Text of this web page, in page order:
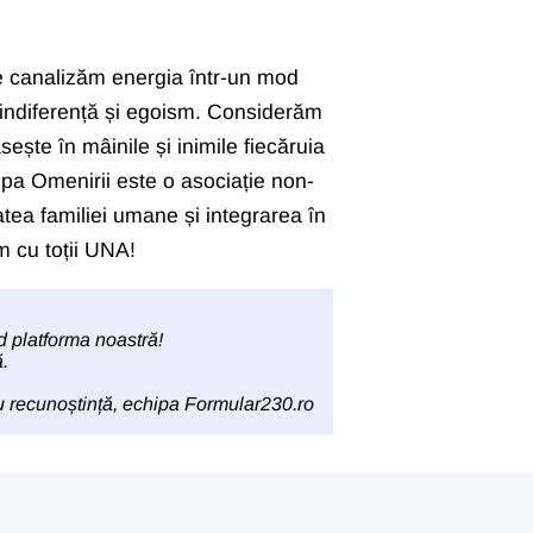
energia într-un mod
și egoism. Considerăm
în mâinile și inimile fiecăruia
Omenirii este o asociație non-
familiei umane și integrarea în
cu toții UNA!
platforma noastră!
recunoștință, echipa Formular230.ro